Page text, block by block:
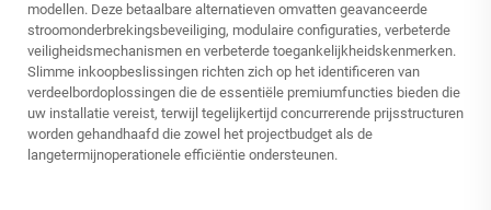
modellen. Deze betaalbare alternatieven omvatten geavanceerde
stroomonderbrekingsbeveiliging, modulaire configuraties, verbeterde
veiligheidsmechanismen en verbeterde toegankelijkheidskenmerken.
Slimme inkoopbeslissingen richten zich op het identificeren van
verdeelbordoplossingen die de essentiële premiumfuncties bieden die
uw installatie vereist, terwijl tegelijkertijd concurrerende prijsstructuren
worden gehandhaafd die zowel het projectbudget als de
langetermijnoperationele efficiëntie ondersteunen.